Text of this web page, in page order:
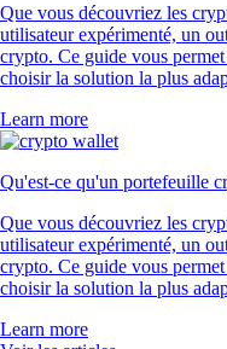
Que vous découvriez les
utilisateur expérimenté, un
crypto. Ce guide vous
choisir la solution la plus
Learn more
Qu'est-ce qu'un portefeuille
Que vous découvriez les
utilisateur expérimenté, un
crypto. Ce guide vous
choisir la solution la plus
Learn more